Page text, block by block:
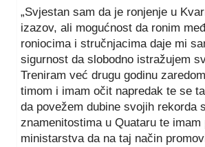
„Svjestan sam da je ronjenje u
izazov, ali mogućnost da ronim
roniocima i stručnjacima daje mi
sigurnost da slobodno istražujem
Treniram već drugu godinu
timom i imam očit napredak te se
da povežem dubine svojih rekorda
znamenitostima u Quataru te imam
ministarstva da na taj način